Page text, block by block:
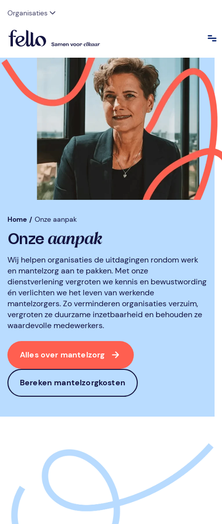
Organisaties
Home / Onze aanpak
Onze aanpak
Wij helpen organisaties de uitdagingen rondom werk
en mantelzorg aan te pakken. Met onze
dienstverlening vergroten we kennis en bewustwording
én verlichten we het leven van werkende
mantelzorgers. Zo verminderen organisaties verzuim,
vergroten ze duurzame inzetbaarheid en behouden ze
waardevolle medewerkers.
Alles over mantelzorg
Bereken mantelzorgkosten